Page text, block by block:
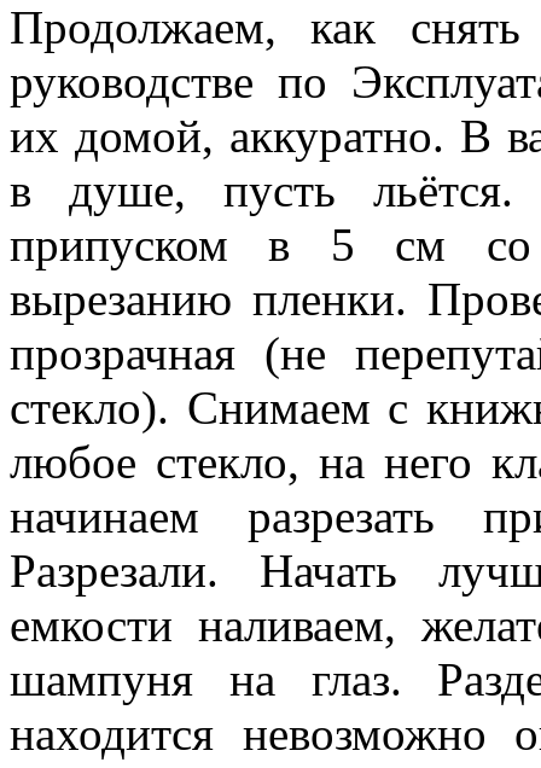
Продолжаем, как
руководстве по
их домой, аккуратно. В
в душе, пусть
припуском в 5 см со
вырезанию пленки.
прозрачная (не
стекло). Снимаем с
любое стекло, на него
начинаем разрезать
Разрезали. Начать
емкости наливаем,
шампуня на глаз.
находится